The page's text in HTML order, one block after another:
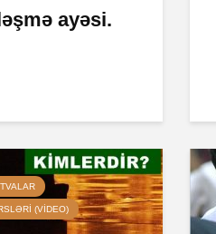
ayəsi.
(VIDEO)